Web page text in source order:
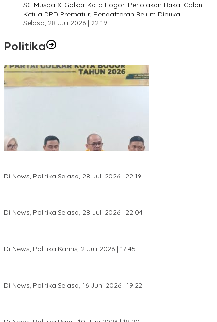
SC Musda XI Golkar Kota Bogor: Penolakan Bakal Calon
Ketua DPD Prematur, Pendaftaran Belum Dibuka
Selasa, 28 Juli 2026 | 22:19
Politika
Di News, Politika|Selasa, 28 Juli 2026 | 22:19
Di News, Politika|Selasa, 28 Juli 2026 | 22:04
Di News, Politika|Kamis, 2 Juli 2026 | 17:45
Di News, Politika|Selasa, 16 Juni 2026 | 19:22